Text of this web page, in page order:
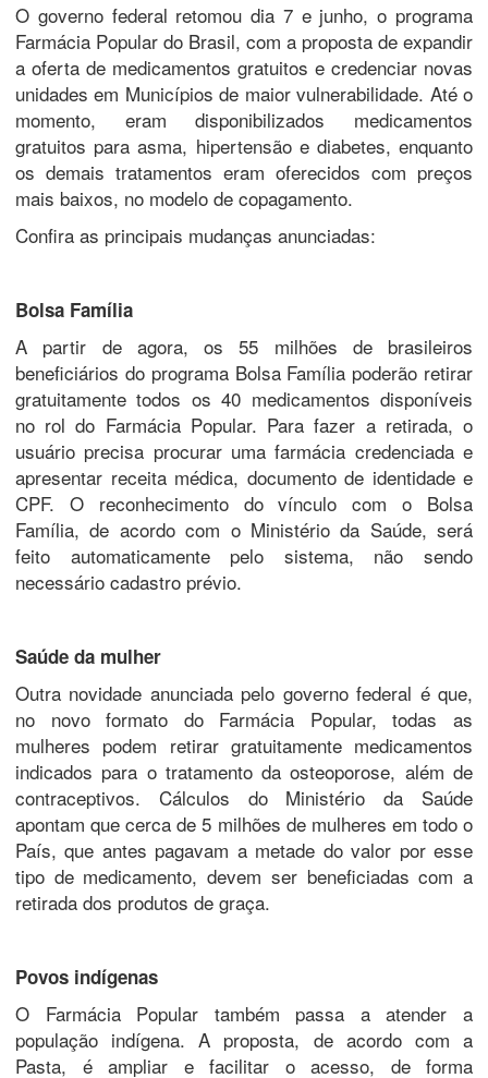
O governo federal retomou dia 7 e junho, o programa
Farmácia Popular do Brasil, com a proposta de expandir
a oferta de medicamentos gratuitos e credenciar novas
unidades em Municípios de maior vulnerabilidade. Até o
momento, eram disponibilizados medicamentos
gratuitos para asma, hipertensão e diabetes, enquanto
os demais tratamentos eram oferecidos com preços
mais baixos, no modelo de copagamento.
Confira as principais mudanças anunciadas:
Bolsa Família
A partir de agora, os 55 milhões de brasileiros
beneficiários do programa Bolsa Família poderão retirar
gratuitamente todos os 40 medicamentos disponíveis
no rol do Farmácia Popular. Para fazer a retirada, o
usuário precisa procurar uma farmácia credenciada e
apresentar receita médica, documento de identidade e
CPF. O reconhecimento do vínculo com o Bolsa
Família, de acordo com o Ministério da Saúde, será
feito automaticamente pelo sistema, não sendo
necessário cadastro prévio.
Saúde da mulher
Outra novidade anunciada pelo governo federal é que,
no novo formato do Farmácia Popular, todas as
mulheres podem retirar gratuitamente medicamentos
indicados para o tratamento da osteoporose, além de
contraceptivos. Cálculos do Ministério da Saúde
apontam que cerca de 5 milhões de mulheres em todo o
País, que antes pagavam a metade do valor por esse
tipo de medicamento, devem ser beneficiadas com a
retirada dos produtos de graça.
Povos indígenas
O Farmácia Popular também passa a atender a
população indígena. A proposta, de acordo com a
Pasta, é ampliar e facilitar o acesso, de forma